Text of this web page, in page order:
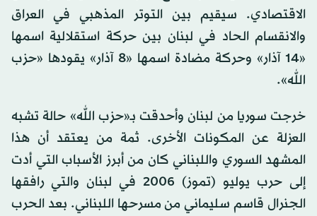
الاقتصادي. سيقيم بين التوتر المذهبي في العراق
والانقسام الحاد في لبنان بين حركة استقلالية اسمها
«14 آذار» وحركة مضادة اسمها «8 آذار» يقودها «حزب
الله».
خرجت سوريا من لبنان وأحدقت بـ«حزب الله» حالة تشبه
العزلة عن المكونات الأخرى. ثمة من يعتقد أن هذا
المشهد السوري واللبناني كان من أبرز الأسباب التي أدت
إلى حرب يوليو (تموز) 2006 في لبنان والتي رافقها
الجنرال قاسم سليماني من مسرحها اللبناني. بعد الحرب